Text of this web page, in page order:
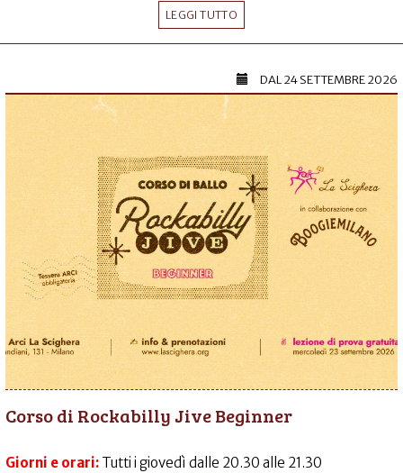
LEGGI TUTTO
DAL24 SETTEMBRE 2026
Corso di Rockabilly Jive Beginner
Giorni e orari: Tutti i giovedì dalle 20.30 alle 21.30